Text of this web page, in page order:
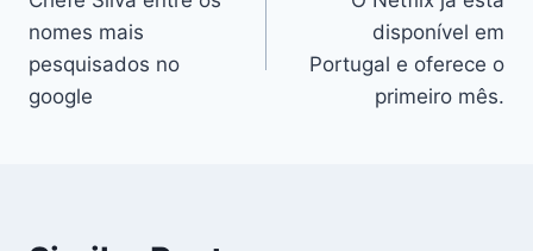
de
artigos
nomes mais
pesquisados no
google
disponível em
Portugal e oferece o
primeiro mês.